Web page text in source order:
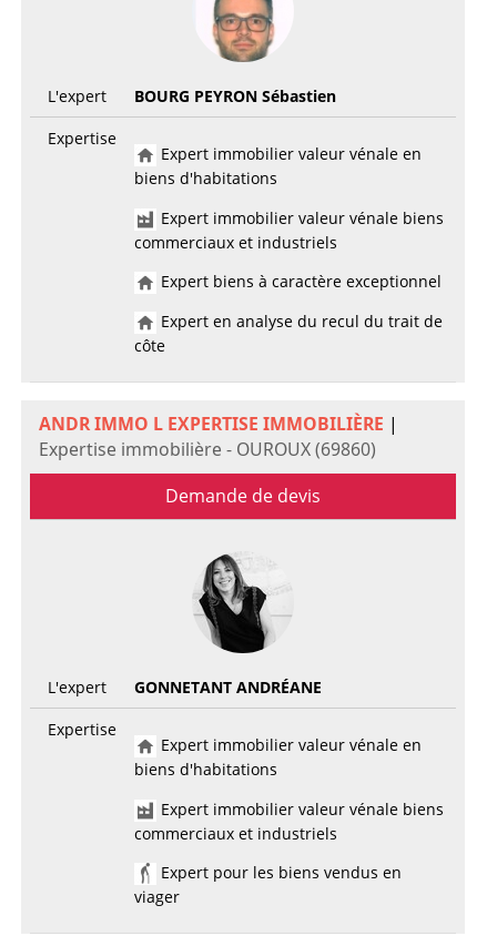
L'expert
BOURG PEYRON Sébastien
Expertise
Expert immobilier valeur vénale en
biens d'habitations
Expert immobilier valeur vénale biens
commerciaux et industriels
Expert biens à caractère exceptionnel
Expert en analyse du recul du trait de
côte
ANDR IMMO L EXPERTISE IMMOBILIÈRE |
Expertise immobilière - OUROUX (69860)
Demande de devis
L'expert
GONNETANT ANDRÉANE
Expertise
Expert immobilier valeur vénale en
biens d'habitations
Expert immobilier valeur vénale biens
commerciaux et industriels
Expert pour les biens vendus en
viager